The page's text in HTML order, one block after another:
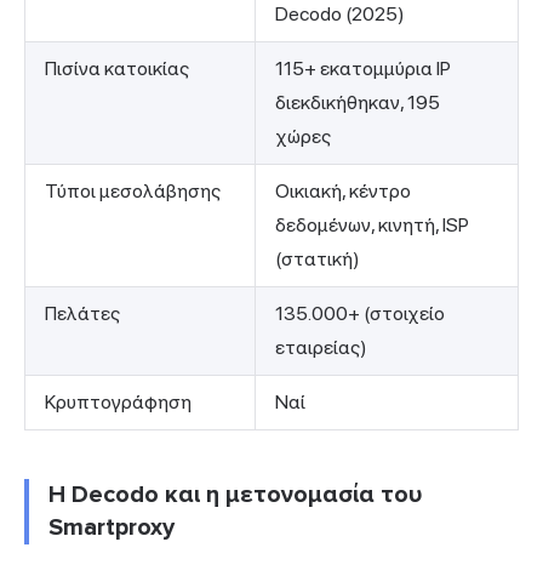
Decodo (2025)
Πισίνα κατοικίας
115+ εκατομμύρια IP
διεκδικήθηκαν, 195
χώρες
Τύποι μεσολάβησης
Οικιακή, κέντρο
δεδομένων, κινητή, ISP
(στατική)
Πελάτες
135.000+ (στοιχείο
εταιρείας)
Κρυπτογράφηση Ναί
Η Decodo και η μετονομασία του
Smartproxy